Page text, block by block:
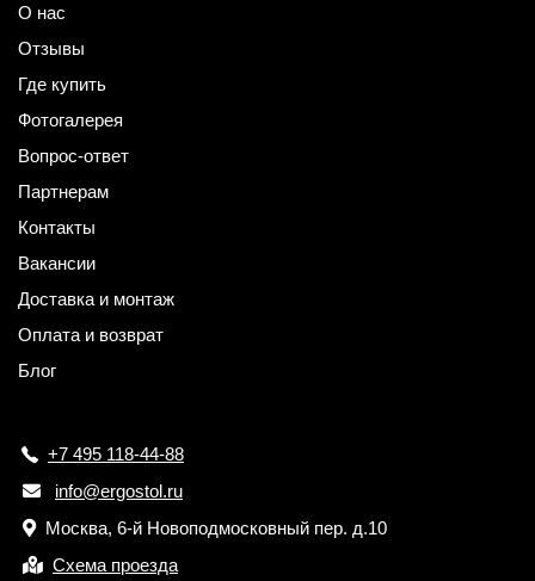
О нас
Отзывы
Где купить
Фотогалерея
Вопрос-ответ
Партнерам
Контакты
Вакансии
Доставка и монтаж
Оплата и возврат
Блог
+7 495 118-44-88
info@ergostol.ru
Москва, 6-й Новоподмосковный пер. д.10
Схема проезда